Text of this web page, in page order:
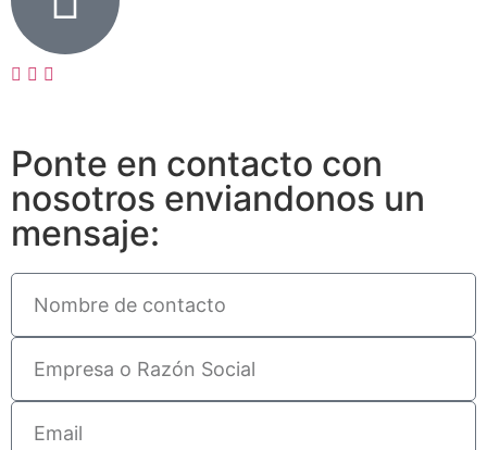
Ponte en contacto con
nosotros enviandonos un
mensaje: